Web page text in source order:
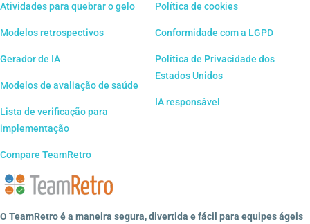
Atividades para quebrar o gelo
Modelos retrospectivos
Gerador de IA
Modelos de avaliação de saúde
Lista de verificação para
implementação
Compare TeamRetro
Política de cookies
Conformidade com a LGPD
Política de Privacidade dos
Estados Unidos
IA responsável
O TeamRetro é a maneira segura, divertida e fácil para equipes ágeis